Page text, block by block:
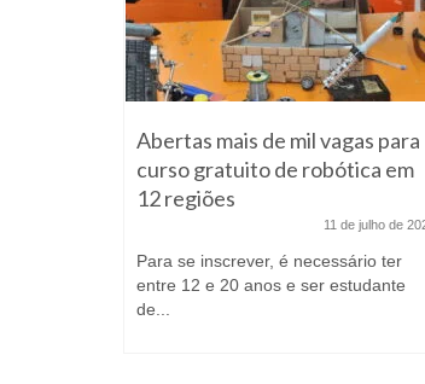
Abertas mais de mil vagas para
curso gratuito de robótica em
12 regiões
11 de julho de
Para se inscrever, é necessário ter
entre 12 e 20 anos e ser estudante
de...